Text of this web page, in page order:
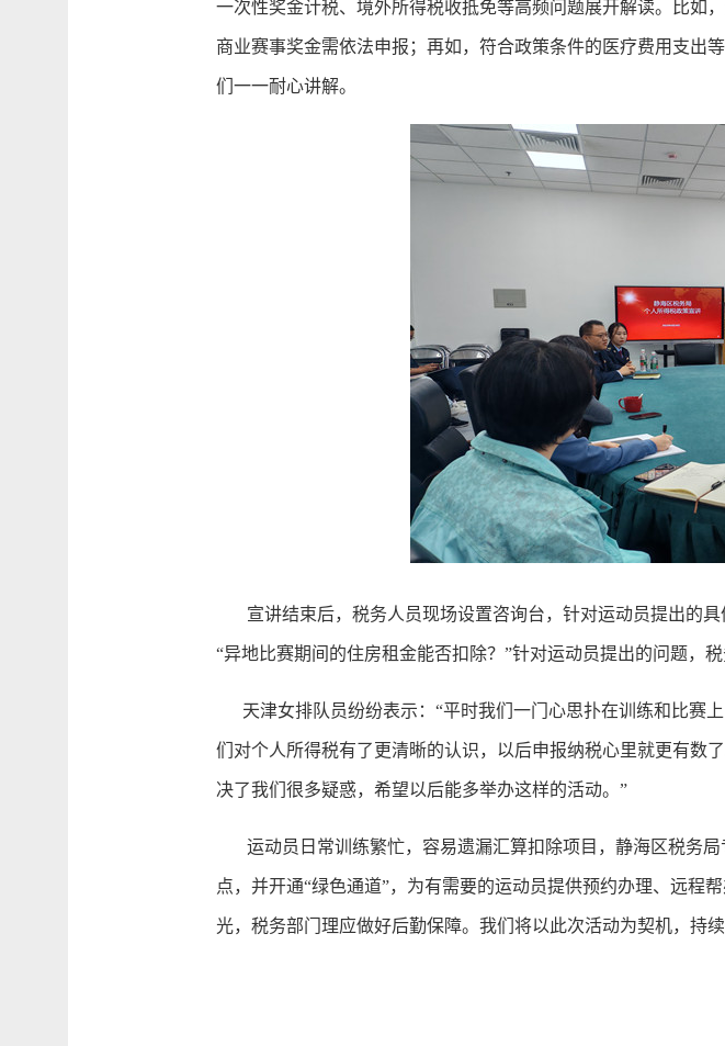
一次性奖金计税、境外所得税收抵免等高频问题展开解读。比如
商业赛事奖金需依法申报；再如，符合政策条件的医疗费用支出
们一一耐心讲解。
宣讲结束后，税务人员现场设置咨询台，针对运动员提出的具
“异地比赛期间的住房租金能否扣除？”针对运动员提出的问题，
天津女排队员纷纷表示：“平时我们一门心思扑在训练和比赛
们对个人所得税有了更清晰的认识，以后申报纳税心里就更有数
决了我们很多疑惑，希望以后能多举办这样的活动。”
运动员日常训练繁忙，容易遗漏汇算扣除项目，静海区税务局
点，并开通“绿色通道”，为有需要的运动员提供预约办理、远程
光，税务部门理应做好后勤保障。我们将以此次活动为契机，持